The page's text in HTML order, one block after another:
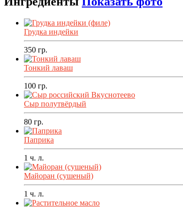
Грудка индейки
350 гр.
Тонкий лаваш
100 гр.
Сыр полутвёрдый
80 гр.
Паприка
1 ч. л.
Майоран (сушеный)
1 ч. л.